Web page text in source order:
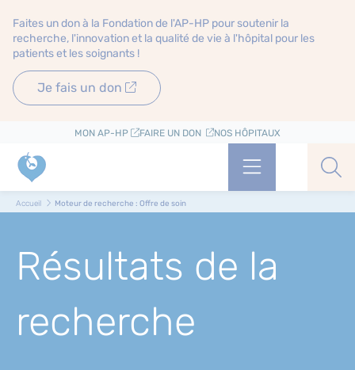
Faites un don à la Fondation de l'AP-HP pour soutenir la
recherche, l'innovation et la qualité de vie à l'hôpital pour les
patients et les soignants !
Je fais un don
MON AP-HP FAIRE UN DON NOS HÔPITAUX
Menu
Accueil Moteur de recherche : Offre de soin
Résultats de la
recherche